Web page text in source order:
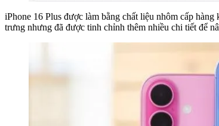
iPhone 16 Plus được làm bằng chất liệu nhôm cấp hàng
trưng nhưng đã được tinh chỉnh thêm nhiều chi tiết để